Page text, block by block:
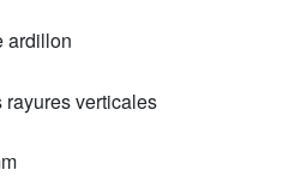
ardillon
verticales